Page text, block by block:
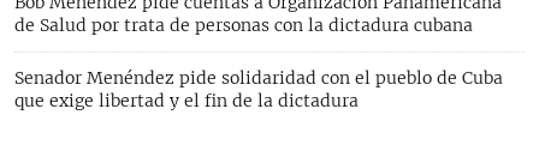
de Salud por trata de personas con la dictadura cubana
Senador Menéndez pide solidaridad con el pueblo de Cuba
que exige libertad y el fin de la dictadura